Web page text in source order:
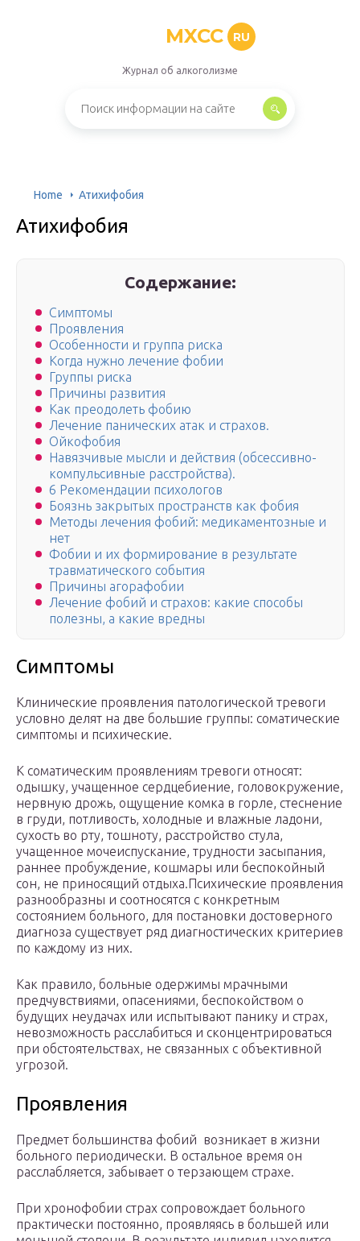
MXCC RU
Журнал об алкоголизме
Home Атихифобия
Атихифобия
Содержание:
Симптомы
Проявления
Особенности и группа риска
Когда нужно лечение фобии
Группы риска
Причины развития
Как преодолеть фобию
Лечение панических атак и страхов.
Ойкофобия
Навязчивые мысли и действия (обсессивно-
компульсивные расстройства).
6 Рекомендации психологов
Боязнь закрытых пространств как фобия
Методы лечения фобий: медикаментозные и
нет
Фобии и их формирование в результате
травматического события
Причины агорафобии
Лечение фобий и страхов: какие способы
полезны, а какие вредны
Симптомы
Клинические проявления патологической тревоги
условно делят на две большие группы: соматические
симптомы и психические.
К соматическим проявлениям тревоги относят:
одышку, учащенное сердцебиение, головокружение,
нервную дрожь, ощущение комка в горле, стеснение
в груди, потливость, холодные и влажные ладони,
сухость во рту, тошноту, расстройство стула,
учащенное мочеиспускание, трудности засыпания,
раннее пробуждение, кошмары или беспокойный
сон, не приносящий отдыха.Психические проявления
разнообразны и соотносятся с конкретным
состоянием больного, для постановки достоверного
диагноза существует ряд диагностических критериев
по каждому из них.
Как правило, больные одержимы мрачными
предчувствиями, опасениями, беспокойством о
будущих неудачах или испытывают панику и страх,
невозможность расслабиться и сконцентрироваться
при обстоятельствах, не связанных с объективной
угрозой.
Проявления
Предмет большинства фобий возникает в жизни
больного периодически. В остальное время он
расслабляется, забывает о терзающем страхе.
При хронофобии страх сопровождает больного
практически постоянно, проявляясь в большей или